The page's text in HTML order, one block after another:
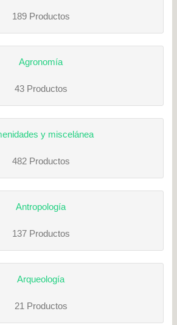
189 Productos
Agronomía
43 Productos
y miscelánea
482 Productos
Antropología
137 Productos
Arqueología
21 Productos